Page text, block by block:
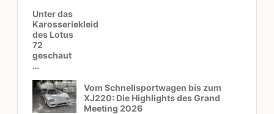
Unter das
Karosseriekleid
des Lotus
72
geschaut
…
Vom Schnellsportwagen bis zum
XJ220: Die Highlights des Grand
Meeting 2026